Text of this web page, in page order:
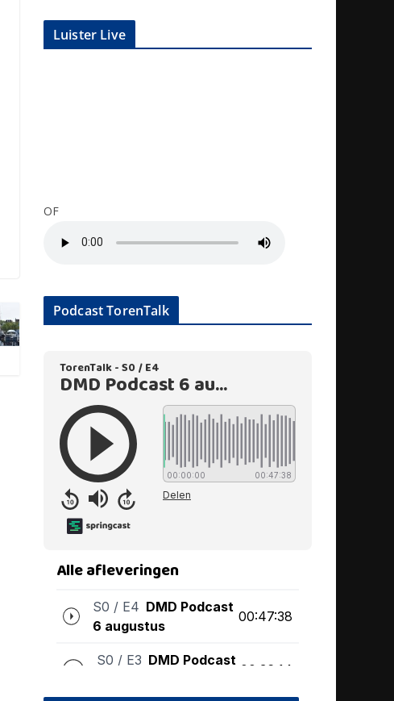
Luister Live
OF
Podcast TorenTalk